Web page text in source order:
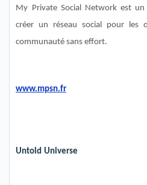
My PrivateSocial Network est un
créer un réseau social pour les
communauté sans effort.
www.mpsn.fr
Untold Universe